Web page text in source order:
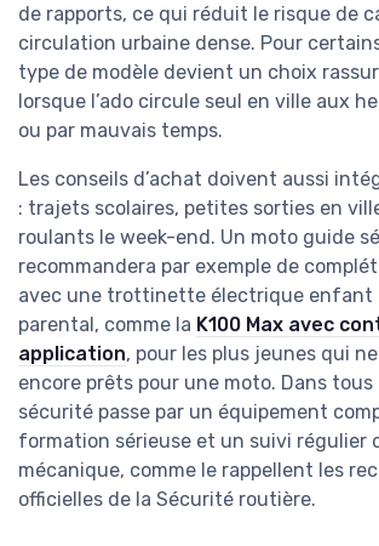
de rapports, ce qui réduit le risque de
circulation urbaine dense. Pour
type de modèle devient un choix
lorsque l’ado circule seul en ville aux
ou par mauvais temps.
Les conseils d’achat doivent aussi
: trajets scolaires, petites sorties en
roulants le week-end. Un moto guide
recommandera par exemple de
avec une trottinette électrique enfant
parental, comme la K100 Max avec
application, pour les plus jeunes qui
encore prêts pour une moto. Dans tous
sécurité passe par un équipement
formation sérieuse et un suivi régulier
mécanique, comme le rappellent les
officielles de la Sécurité routière.